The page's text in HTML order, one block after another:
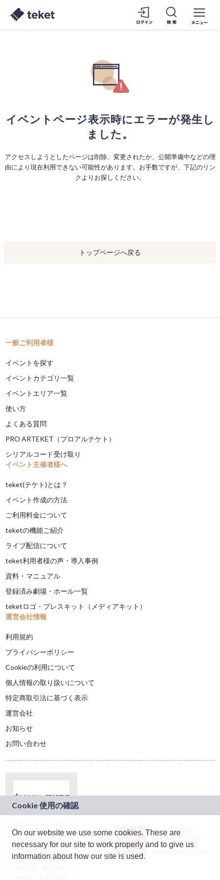
イベントページ表示時にエラーが発生し
ました。
アクセスしようとしたページは削除、変更されたか、公開準備中などの理
由により現在利用できない可能性があります。お手数ですが、下記のリン
クよりお探しください。
トップページへ戻る
一般ご利用者様
イベントを探す
イベントカテゴリ一覧
イベントエリア一覧
使い方
よくある質問
PRO ARTEKET（プロアルテケト）
シリアルコード受け取り
イベント主催者様へ
teket(テケト)とは？
イベント作成の方法
ご利用料金について
teketの機能ご紹介
ライブ配信について
teket利用者様の声・導入事例
資料・マニュアル
登録済み劇場・ホール一覧
teketロゴ・プレスキット（メディアキット）
運営会社情報
利用規約
プライバシーポリシー
Cookieの利用について
個人情報の取り扱いについて
特定商取引法に基づく表示
運営会社
お知らせ
お問い合わせ
ドコモグループの新
規事業創出プログラ
ム「docomo
STARTUP」を通じて
JASRAC許諾番号：
9024936001Y45037
JASRAC許諾番号：
On our website we use some cookies. These are
necessary for our site to work properly and to give us
information about how our site is used.